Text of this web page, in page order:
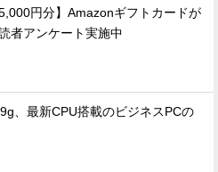
5,000円分】Amazonギフトカードが
者アンケート実施中
、最新CPU搭載のビジネスPCの